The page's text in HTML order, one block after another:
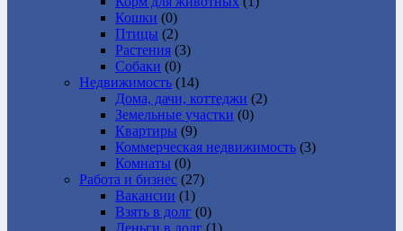
Кошки (0)
Птицы (2)
Растения (3)
Собаки (0)
Недвижимость (14)
Дома, дачи, коттеджи (2)
Земельные участки (0)
Квартиры (9)
Коммерческая недвижимость (3)
Комнаты (0)
Работа и бизнес (27)
Вакансии (1)
Взять в долг (0)
Деньги в долг (1)